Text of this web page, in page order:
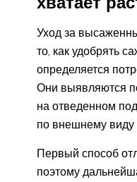
Уход за
то, как удобрять
определяется
Они выявляются
на отведенном
по внешнему виду
Первый способ
поэтому